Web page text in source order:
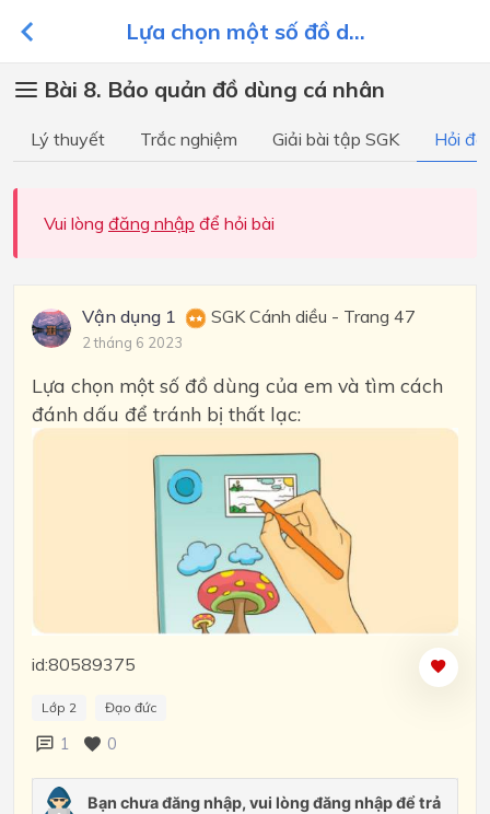
Lựa chọn một số đồ d...
Bài 8. Bảo quản đồ dùng cá nhân
Lý thuyết Trắc nghiệm Giải bài tập SGK Hỏi
Vui lòng đăng nhập để hỏi bài
Vận dụng 1 SGK Cánh diều - Trang 47
2 tháng 6 2023
Lựa chọn một số đồ dùng của em và tìm cách
đánh dấu để tránh bị thất lạc:
id:80589375
Lớp 2 Đạo đức
1 0